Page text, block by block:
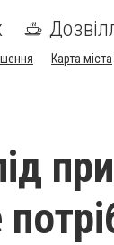
Карта міста